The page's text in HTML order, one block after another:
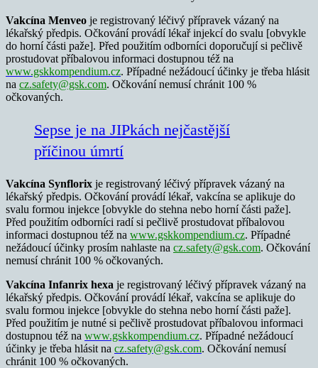
Vakcína Menveo je registrovaný léčivý přípravek vázaný na
lékařský předpis. Očkování provádí lékař injekcí do svalu [obvykle
do horní části paže]. Před použitím odborníci doporučují si pečlivě
prostudovat příbalovou informaci dostupnou též na
www.gskkompendium.cz. Případné nežádoucí účinky je třeba hlásit
na cz.safety@gsk.com. Očkování nemusí chránit 100 %
očkovaných.
Sepse je na JIPkách nejčastější
příčinou úmrtí
Vakcína Synflorix je registrovaný léčivý přípravek vázaný na
lékařský předpis. Očkování provádí lékař, vakcína se aplikuje do
svalu formou injekce [obvykle do stehna nebo horní části paže].
Před použitím odborníci radí si pečlivě prostudovat příbalovou
informaci dostupnou též na www.gskkompendium.cz. Případné
nežádoucí účinky prosím nahlaste na cz.safety@gsk.com. Očkování
nemusí chránit 100 % očkovaných.
Vakcína Infanrix hexa je registrovaný léčivý přípravek vázaný na
lékařský předpis. Očkování provádí lékař, vakcína se aplikuje do
svalu formou injekce [obvykle do stehna nebo horní části paže].
Před použitím je nutné si pečlivě prostudovat příbalovou informaci
dostupnou též na www.gskkompendium.cz. Případné nežádoucí
účinky je třeba hlásit na cz.safety@gsk.com. Očkování nemusí
chránit 100 % očkovaných.